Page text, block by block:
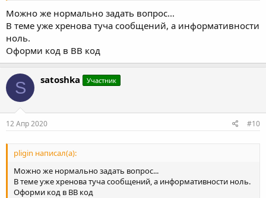
Можно же нормально задать вопрос...
В теме уже хренова туча сообщений, а информативности
ноль.
Оформи код в BB код
S satoshka Участник
12 Апр 2020 #10
pligin написал(а):
Можно же нормально задать вопрос...
В теме уже хренова туча сообщений, а информативности ноль.
Оформи код в BB код